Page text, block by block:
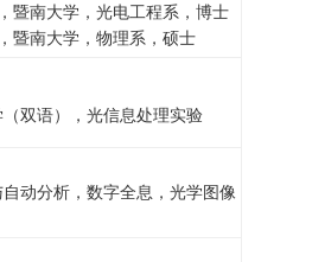
暨南大学，光电工程系，博士
暨南大学，物理系，硕士
双语），光信息处理实验
动分析，数字全息，光学图像